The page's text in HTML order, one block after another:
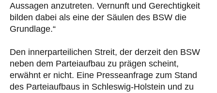
Aussagen anzutreten. Vernunft und Gerechtigkeit
bilden dabei als eine der Säulen des BSW die
Grundlage.“
Den innerparteilichen Streit, der derzeit den BSW
neben dem Parteiaufbau zu prägen scheint,
erwähnt er nicht. Eine Presseanfrage zum Stand
des Parteiaufbaus in Schleswig-Holstein und zu